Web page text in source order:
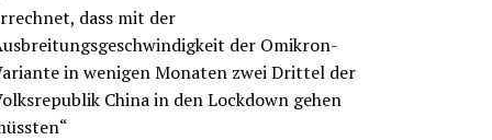
dass mit der
der Omikron-
in wenigen Monaten zwei Drittel der
China in den Lockdown gehen